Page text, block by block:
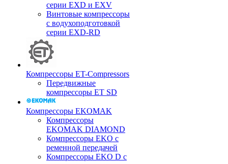
серии EXD и EXV
Винтовые компрессоры
с водухоподготовкой
серии EXD-RD
Компрессоры ET-Compressors
Передвижные
компрессоры ET SD
Компрессоры EKOMAK
Компрессоры
EKOMAK DIAMOND
Компрессоры EKO c
ременной передачей
Компрессоры EKO D с